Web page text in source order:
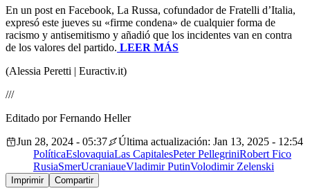
En un post en Facebook, La Russa, cofundador de Fratelli d’Italia,
expresó este jueves su «firme condena» de cualquier forma de
racismo y antisemitismo y añadió que los incidentes van en contra
de los valores del partido. LEER MÁS
(Alessia Peretti | Euractiv.it)
///
Editado por Fernando Heller
Jun 28, 2024 - 05:37
Última actualización: Jan 13, 2025 - 12:54
PolíticaEslovaquiaLas CapitalesPeter PellegriniRobert Fico
RusiaSmerUcraniaueVladimir PutinVolodimir Zelenski
Imprimir Compartir